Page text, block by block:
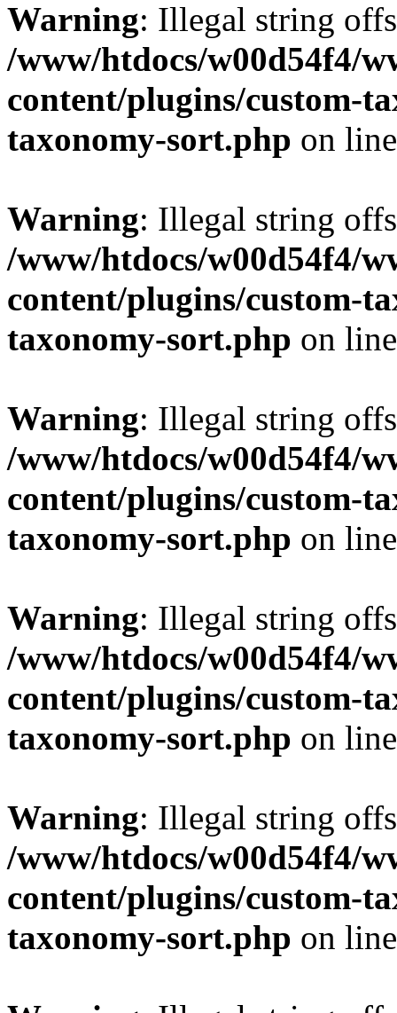
Warning: Illegal string
/www/htdocs/w00d54f4/
content/plugins/custom-
taxonomy-sort.php on
Warning: Illegal string
/www/htdocs/w00d54f4/
content/plugins/custom-
taxonomy-sort.php on
Warning: Illegal string
/www/htdocs/w00d54f4/
content/plugins/custom-
taxonomy-sort.php on
Warning: Illegal string
/www/htdocs/w00d54f4/
content/plugins/custom-
taxonomy-sort.php on
Warning: Illegal string
/www/htdocs/w00d54f4/
content/plugins/custom-
taxonomy-sort.php on